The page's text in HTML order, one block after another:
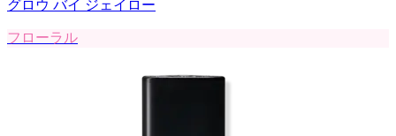
グロウ バイ ジェイロー
フローラル